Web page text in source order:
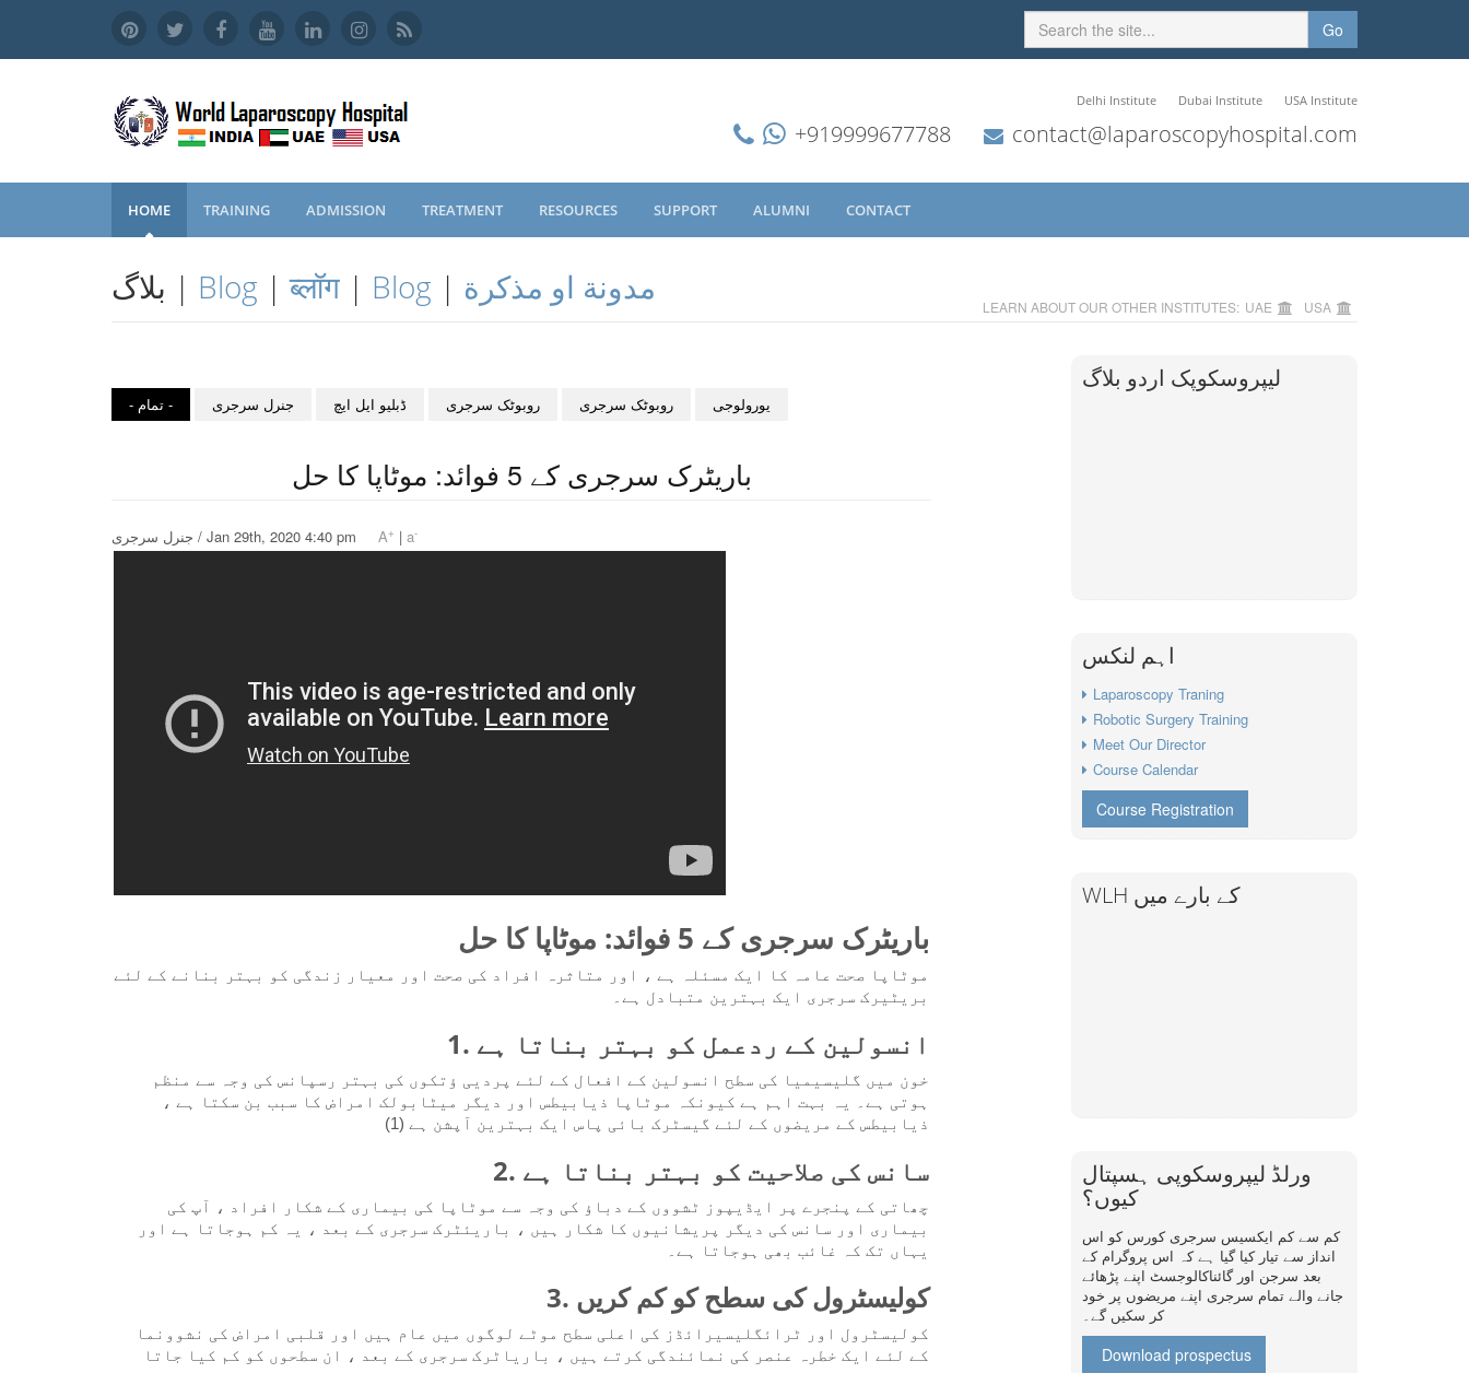
Go
Delhi Institute Dubai Institute USA Institute
+919999677788 contact@laparoscopyhospital.com
HOME TRAINING ADMISSION TREATMENT RESOURCES SUPPORT ALUMNI CONTACT
بلاگ | Blog |ब्लॉग | Blog | مدونة او مذكرة LEARN ABOUT OUR OTHER INSTITUTES: UAE USA
- تمام - جنرل سرجری ڈبلیو ایل ایچ روبوٹک سرجری روبوٹک سرجری یورولوجی
باریٹرک سرجری کے 5 فوائد: موٹاپا کا حل
جنرل سرجری / Jan 29th, 2020 4:40 pm A+ | a-
باریٹرک سرجری کے 5 فوائد: موٹاپا کا حل
موٹاپا صحت عامہ کا ایک مسئلہ ہے ، اور متاثرہ افراد کی صحت اور معیار زندگی کو بہتر بنانے کے لئے
بریٹیرک سرجری ایک بہترین متبادل ہے۔
1. انسولین کے ردعمل کو بہتر بناتا ہے
خون میں گلیسیمیا کی سطح انسولین کے افعال کے لئے پردیی ؤتکوں کی بہتر رسپانس کی وجہ سے منظم
ہوتی ہے۔ یہ بہت اہم ہے کیونکہ موٹاپا ذیابیطس اور دیگر میٹابولک امراض کا سبب بن سکتا ہے ،
ذیابیطس کے مریضوں کے لئے گیسٹرک بائی پاس ایک بہترین آپشن ہے (1)
2. سانس کی صلاحیت کو بہتر بناتا ہے
چھاتی کے پنجرے پر ایڈیپوز ٹشووں کے دباؤ کی وجہ سے موٹاپا کی بیماری کے شکار افراد ، آپ کی
بیماری اور سانس کی دیگر پریشانیوں کا شکار ہیں ، باریئٹرک سرجری کے بعد ، یہ کم ہوجاتا ہے اور
یہاں تک کہ غائب بھی ہوجاتا ہے۔
3. کولیسٹرول کی سطح کو کم کریں
کولیسٹرول اور ٹرائگلیسیرائڈز کی اعلی سطح موٹے لوگوں میں عام ہیں اور قلبی امراض کی نشوونما
کے لئے ایک خطرہ عنصر کی نمائندگی کرتے ہیں ، باریاٹرک سرجری کے بعد ، ان سطحوں کو کم کیا جاتا
لیپروسکوپک اردو بلاگ
اہم لنکس
Laparoscopy Traning
Robotic Surgery Training
Meet Our Director
Course Calendar
Course Registration
WLH کے بارے میں
ورلڈ لیپروسکوپی ہسپتال
کیوں؟
کم سے کم ایکسیس سرجری کورس کو اس
انداز سے تیار کیا گیا ہے کہ اس پروگرام کے
بعد سرجن اور گائناکالوجسٹ اپنے پڑھائے
جانے والے تمام سرجری اپنے مریضوں پر خود
کر سکیں گے۔
Download prospectus